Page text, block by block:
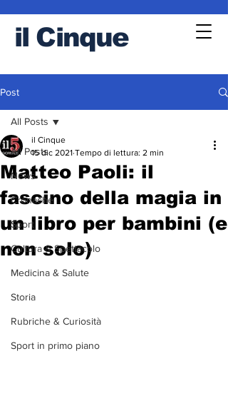
il Cinque
Post
All Posts
News
Cronache
Sport
Cultura & Spettacolo
Medicina & Salute
Storia
Rubriche & Curiosità
Sport in primo piano
All Posts
Matteo Paoli: il
fascino della magia in
un libro per bambini (e
non solo)
il Cinque
15 dic 2021 Tempo di lettura: 2 min